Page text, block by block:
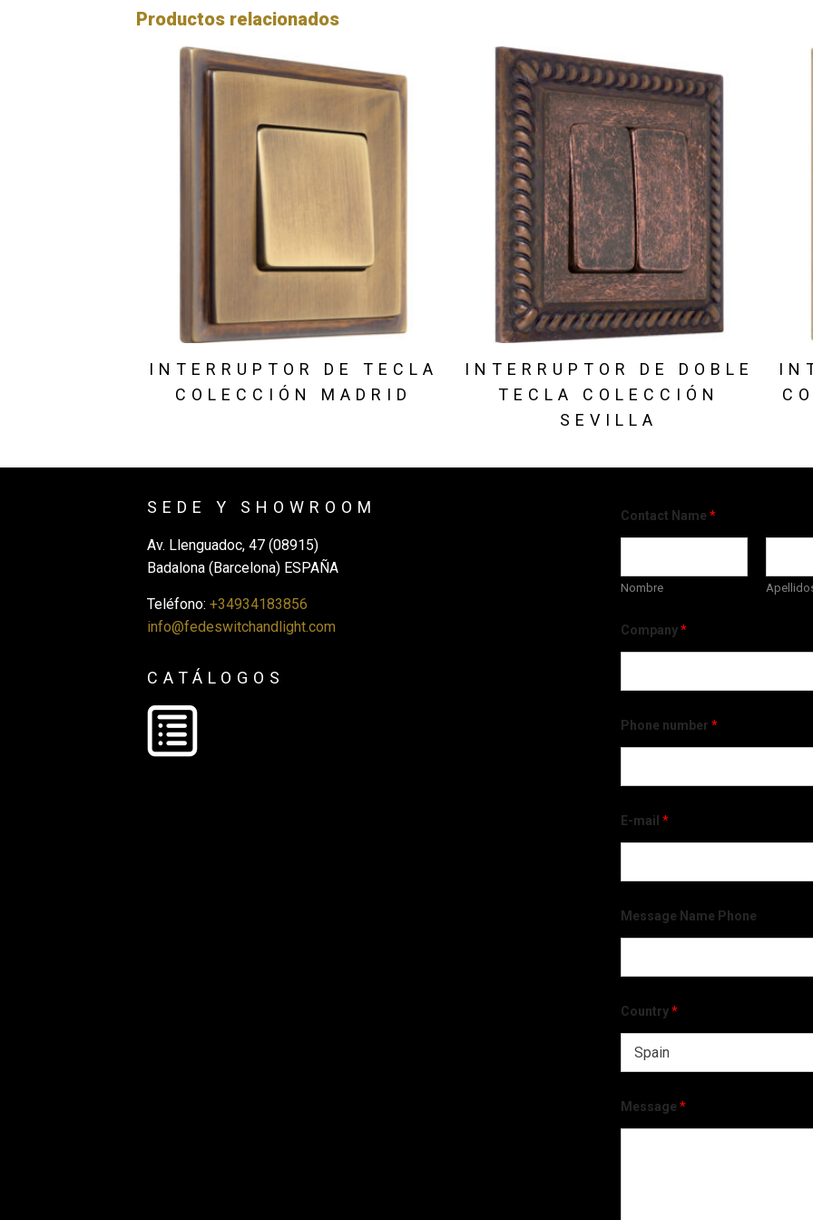
Productos relacionados
INTERRUPTOR DE TECLA
COLECCIÓN MADRID
INTERRUPTOR DE DOBLE
TECLA COLECCIÓN
SEVILLA
SEDE Y SHOWROOM
Av. Llenguadoc, 47 (08915)
Badalona (Barcelona) ESPAÑA
Teléfono: +34934183856
info@fedeswitchandlight.com
CATÁLOGOS
Contact Name *
Nombre
Company*
Phone number *
E-mail *
Message Name Phone
Country*
Message *